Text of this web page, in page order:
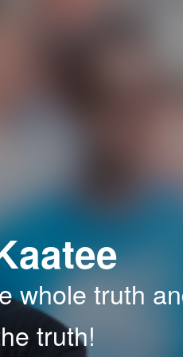
whole truth
truth!